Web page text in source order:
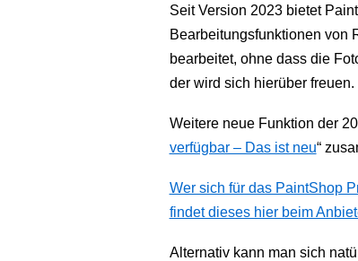
Seit Version 2023 bietet
Bearbeitungsfunktionen von
bearbeitet, ohne dass die
der wird sich hierüber freuen.
Weitere neue Funktion der
verfügbar – Das ist neu“
Wer sich für das PaintShop
findet dieses hier beim
Alternativ kann man sich